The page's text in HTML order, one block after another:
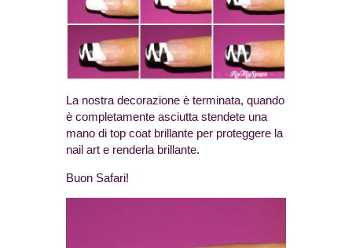
La nostra decorazione è terminata, quando
è completamente asciutta stendete una
mano di top coat brillante per proteggere la
nail art e renderla brillante.
Buon Safari!